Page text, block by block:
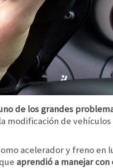
de los grandes
modificación de
acelerador y freno en
aprendió a manejar